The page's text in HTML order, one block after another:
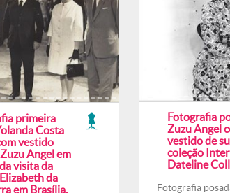
Fotografia
Zuzu Angel
vestido de
coleção
Dateline
Fotografia
primeira
Costa
vestido
Angel em
visita da
da
em Brasília.